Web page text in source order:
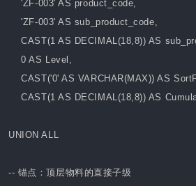
'ZF-003' AS product_code,
'ZF-003' AS sub_product_code,
CAST(1 AS DECIMAL(18,8)) AS
0 AS Level,
CAST('0' AS VARCHAR(MAX)) AS
CAST(1 AS DECIMAL(18,8)) AS
UNION ALL
-- 锚点：顶层物料的直接子级